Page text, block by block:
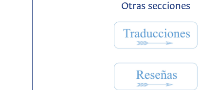
Otras secciones